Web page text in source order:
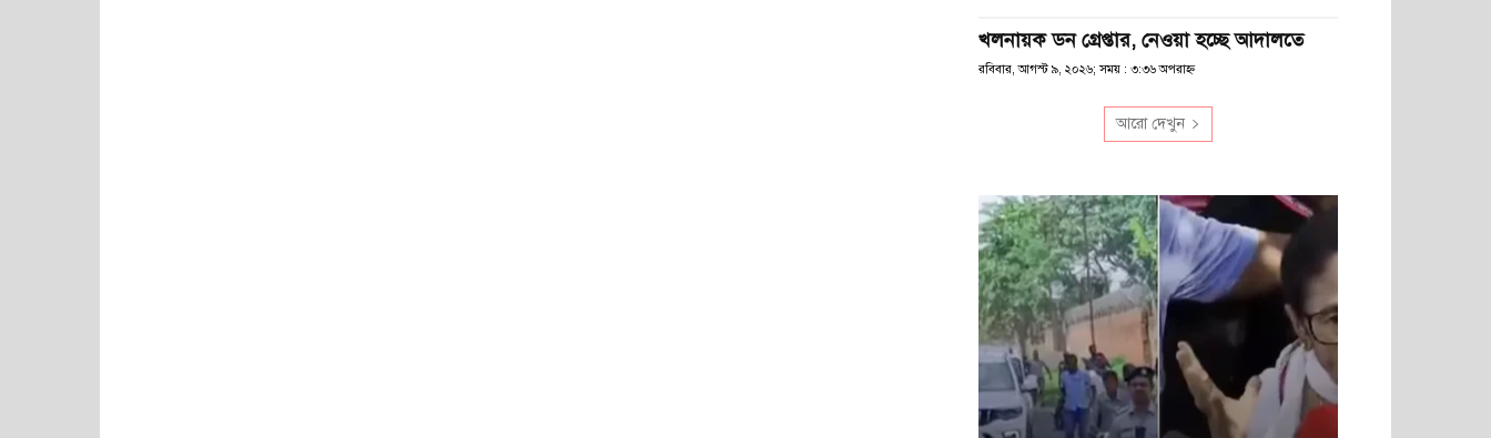
খলনায়ক ডন গ্রেপ্তার, নেওয়া হচ্ছে আদালতে
রবিবার, আগস্ট ৯, ২০২৬; সময় : ৩:৩৬ অপরাহ্ণ
আরো দেখুন